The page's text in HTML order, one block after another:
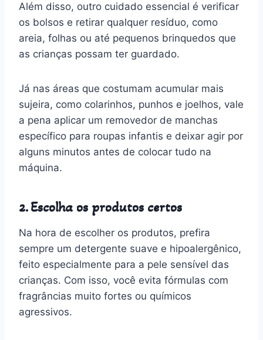
Além disso, outro cuidado essencial é verificar
os bolsos e retirar qualquer resíduo, como
areia, folhas ou até pequenos brinquedos que
as crianças possam ter guardado.
Já nas áreas que costumam acumular mais
sujeira, como colarinhos, punhos e joelhos, vale
a pena aplicar um removedor de manchas
específico para roupas infantis e deixar agir por
alguns minutos antes de colocar tudo na
máquina.
2. Escolha os produtos certos
Na hora de escolher os produtos, prefira
sempre um detergente suave e hipoalergênico,
feito especialmente para a pele sensível das
crianças. Com isso, você evita fórmulas com
fragrâncias muito fortes ou químicos
agressivos.